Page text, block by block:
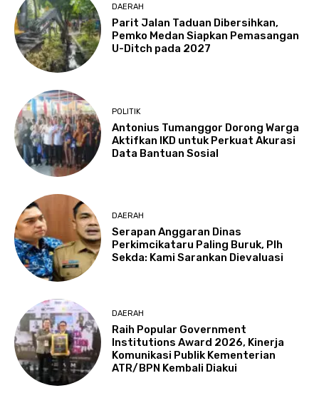
DAERAH
Parit Jalan Taduan Dibersihkan,
Pemko Medan Siapkan Pemasangan
U-Ditch pada 2027
POLITIK
Antonius Tumanggor Dorong Warga
Aktifkan IKD untuk Perkuat Akurasi
Data Bantuan Sosial
DAERAH
Serapan Anggaran Dinas
Perkimcikataru Paling Buruk, Plh
Sekda: Kami Sarankan Dievaluasi
DAERAH
Raih Popular Government
Institutions Award 2026, Kinerja
Komunikasi Publik Kementerian
ATR/BPN Kembali Diakui